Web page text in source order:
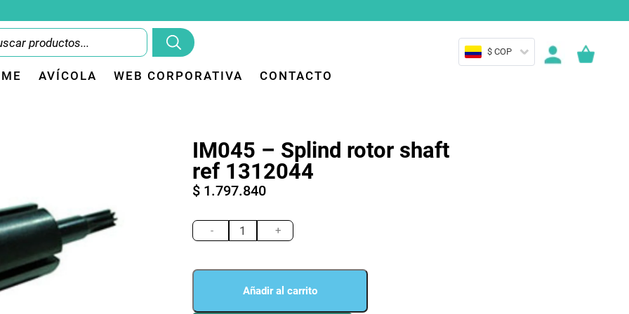
AVÍCOLA WEB CORPORATIVA CONTACTO
$ COP
IM045 – Splind rotor shaft
ref 1312044
$ 1.797.840
-
-
Splind
shaft
cantidad
+
Añadir al carrito